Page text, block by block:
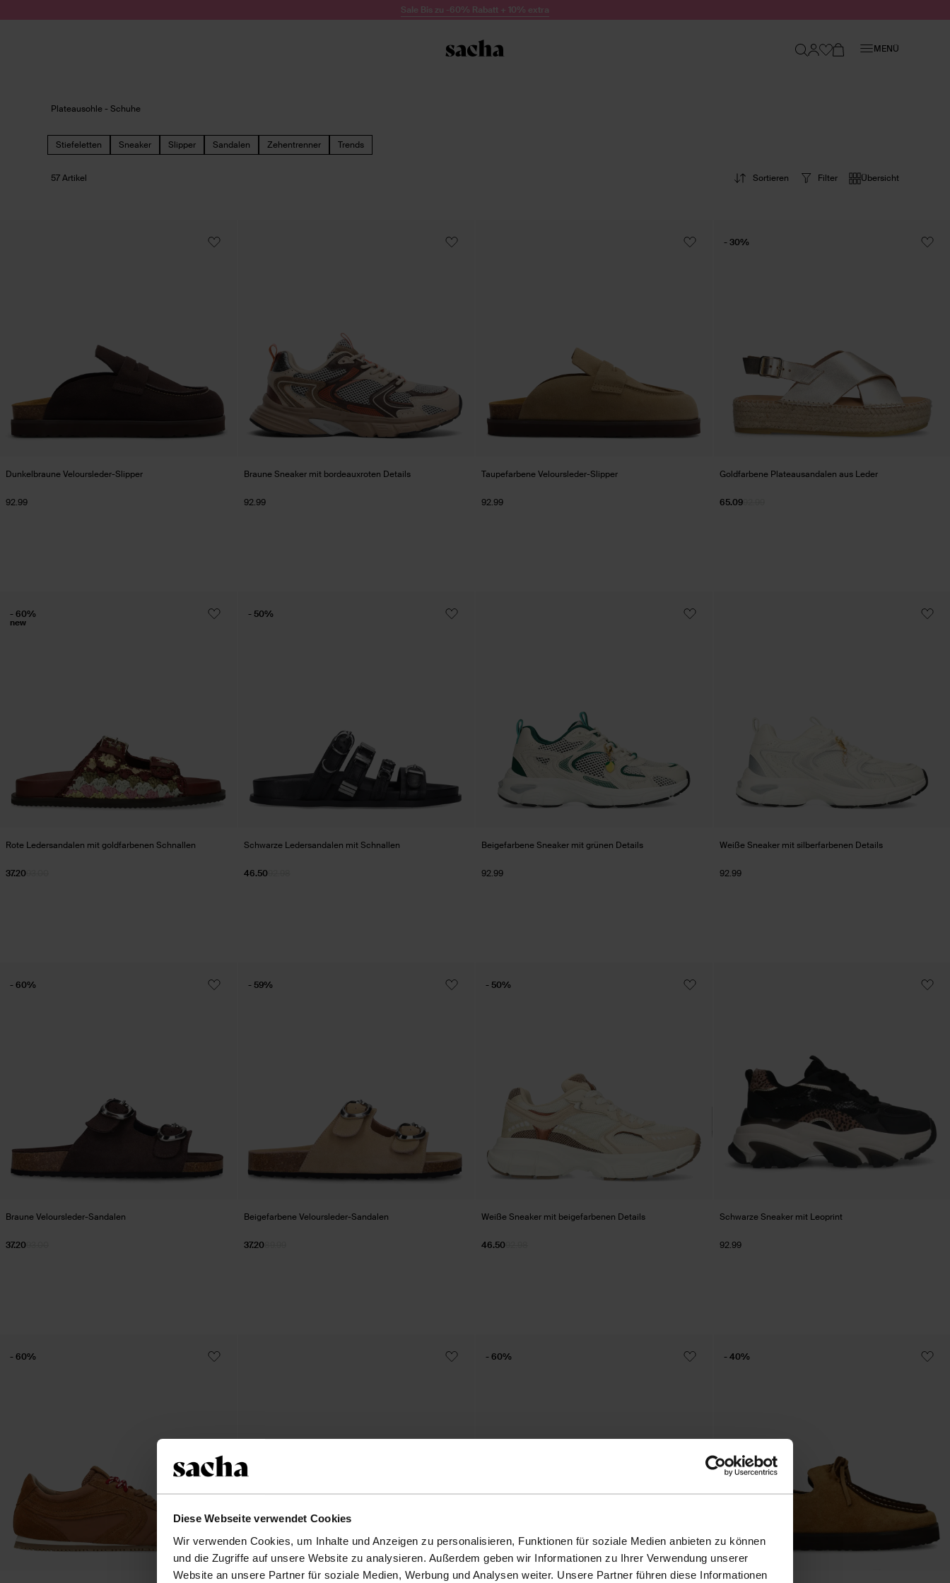
Diese Webseite verwendet Cookies
Wir verwenden Cookies, um Inhalte und Anzeigen zu personalisieren, Funktionen für soziale Medien anbieten zu können
und die Zugriffe auf unsere Website zu analysieren. Außerdem geben wir Informationen zu Ihrer Verwendung unserer
Website an unsere Partner für soziale Medien, Werbung und Analysen weiter. Unsere Partner führen diese Informationen
Sale Bis zu -60% Rabatt + 10% extra
MENÜ
Plateausohle - Schuhe
Stiefeletten Sneaker Slipper Sandalen Zehentrenner Trends
Filter Übersicht
57 Artikel Sortieren
Dunkelbraune Veloursleder-Slipper
92.99
Braune Sneaker mit bordeauxroten Details
92.99
Taupefarbene Veloursleder-Slipper
92.99
Goldfarbene Plateausandalen aus Leder
92.99
65.09
- 30%
Rote Ledersandalen mit goldfarbenen Schnallen
37.20
- 60%
new
Schwarze Ledersandalen mit Schnallen
92.98
46.50
- 50%
Beigefarbene Sneaker mit grünen Details
92.99
Weiße Sneaker mit silberfarbenen Details
92.99
Braune Veloursleder-Sandalen
37.20
- 60%
Beigefarbene Veloursleder-Sandalen
89.99
37.20
- 59%
Weiße Sneaker mit beigefarbenen Details
46.50
- 50%
Schwarze Sneaker mit Leoprint
92.99
- 60% - 60% - 40%